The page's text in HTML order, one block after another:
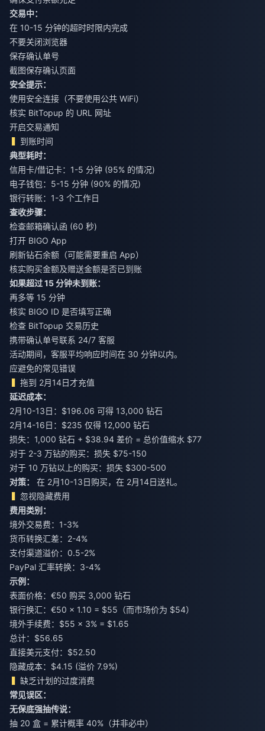
交易中：
在 10-15 分钟的超时时限内完成
不要关闭浏览器
保存确认单号
截图保存确认页面
安全提示：
使用安全连接（不要使用公共 WiFi）
核实 BitTopup 的 URL 网址
开启交易通知
到账时间
典型耗时：
信用卡/借记卡：1-5 分钟 (95% 的情况)
电子钱包：5-15 分钟 (90% 的情况)
银行转账：1-3 个工作日
查收步骤：
检查邮箱确认函 (60 秒)
打开 BIGO App
刷新钻石余额（可能需要重启 App）
核实购买金额及赠送金额是否已到账
如果超过 15 分钟未到账：
再多等 15 分钟
核实 BIGO ID 是否填写正确
检查 BitTopup 交易历史
携带确认单号联系 24/7 客服
活动期间，客服平均响应时间在 30 分钟以内。
应避免的常见错误
拖到 2月14日才充值
延迟成本：
2月10-13日：$196.06 可得 13,000 钻石
2月14-16日：$235 仅得 12,000 钻石
损失：1,000 钻石 + $38.94 差价 = 总价值缩水 $77
对于 2-3 万钻的购买：损失 $75-150
对于 10 万钻以上的购买：损失 $300-500
对策：
在 2月10-13日购买，在 2月14日送礼。
忽视隐藏费用
费用类别：
境外交易费：1-3%
货币转换汇差：2-4%
支付渠道溢价：0.5-2%
PayPal 汇率转换：3-4%
示例：
表面价格：€50 购买 3,000 钻石
银行换汇：€50 × 1.10 = $55（而市场价为 $54）
境外手续费：$55 × 3% = $1.65
总计：$56.65
直接美元支付：$52.50
隐藏成本：$4.15 (溢价 7.9%)
缺乏计划的过度消费
常见误区：
无保底强抽传说：
抽 20 盒 = 累计概率 40%（并非必中）